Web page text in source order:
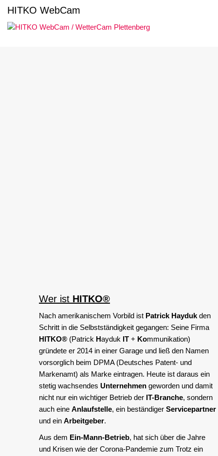
HITKO WebCam
Wer ist HITKO®
Nach amerikanischem Vorbild ist Patrick Hayduk den
Schritt in die Selbstständigkeit gegangen: Seine Firma
HITKO® (Patrick Hayduk IT + Kommunikation)
gründete er 2014 in einer Garage und ließ den Namen
vorsorglich beim DPMA (Deutsches Patent- und
Markenamt) als Marke eintragen. Heute ist daraus ein
stetig wachsendes Unternehmen geworden und damit
nicht nur ein wichtiger Betrieb der IT-Branche, sondern
auch eine Anlaufstelle, ein beständiger Servicepartner
und ein Arbeitgeber.
Aus dem Ein-Mann-Betrieb, hat sich über die Jahre
und Krisen wie der Corona-Pandemie zum Trotz ein